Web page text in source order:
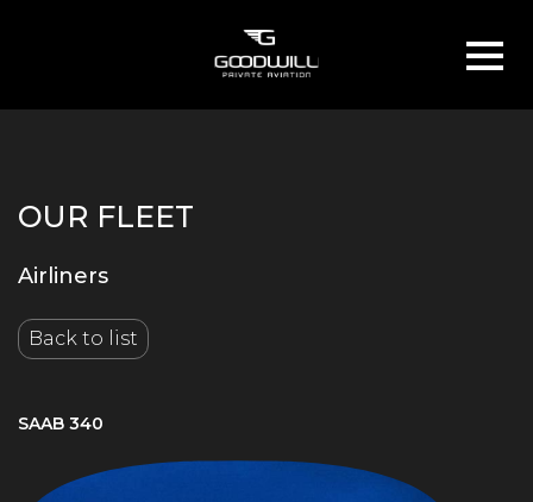
OUR FLEET
Airliners
Back to list
SAAB 340